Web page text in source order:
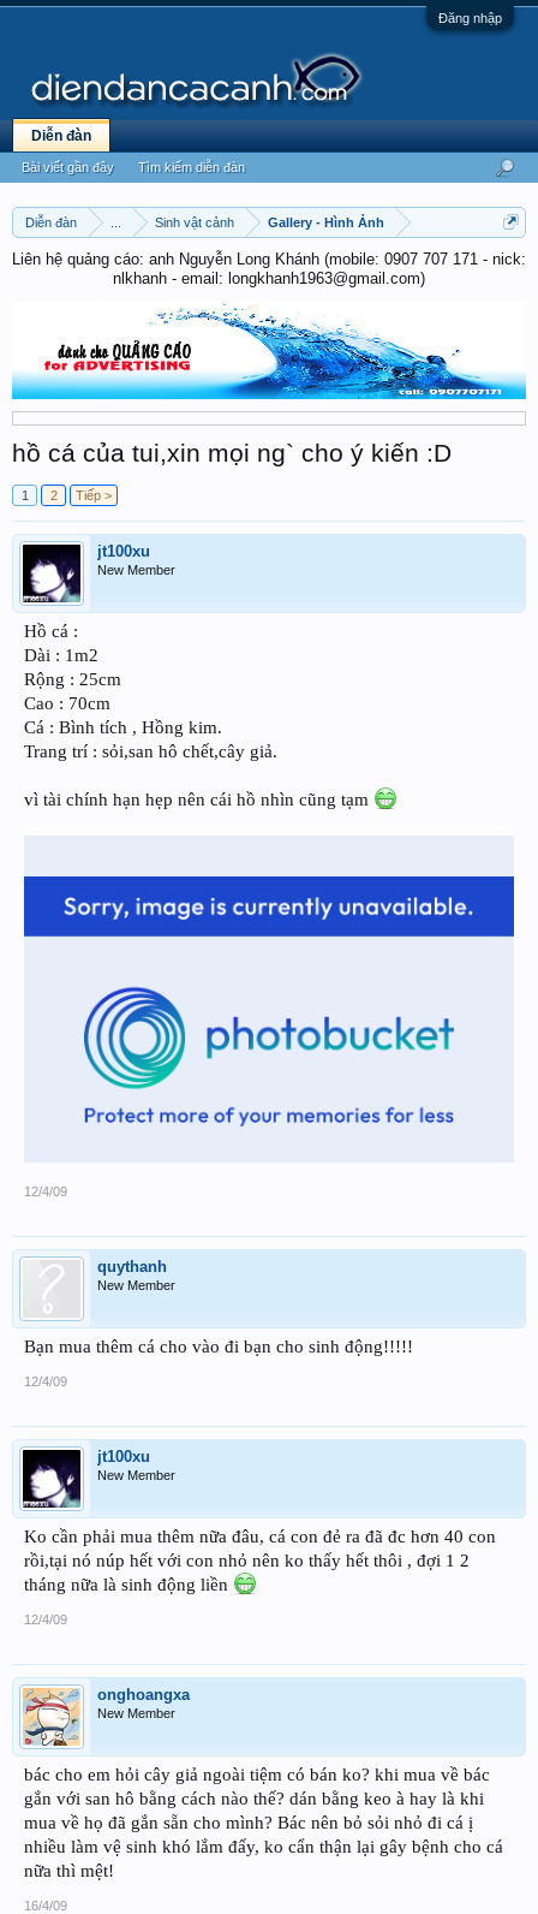
Đăng nhập
Diễn đàn Sinh vật cảnh Gallery - Hình Ảnh
Liên hệ quảng cáo: anh Nguyễn Long Khánh (mobile: 0907 707 171 - nick:
nlkhanh - email: longkhanh1963@gmail.com)
hồ cá của tui,xin mọi ng` cho ý kiến :D
1 2 Tiếp >
jt100xu
New Member
Hồ cá :
Dài : 1m2
Rộng : 25cm
Cao : 70cm
Cá : Bình tích , Hồng kim.
Trang trí : sỏi,san hô chết,cây giả.
vì tài chính hạn hẹp nên cái hồ nhìn cũng tạm
12/4/09
quythanh
New Member
Bạn mua thêm cá cho vào đi bạn cho sinh động!!!!!
12/4/09
jt100xu
New Member
Ko cần phải mua thêm nữa đâu, cá con đẻ ra đã đc hơn 40 con
rồi,tại nó núp hết với con nhỏ nên ko thấy hết thôi , đợi 1 2
tháng nữa là sinh động liền
12/4/09
onghoangxa
New Member
bác cho em hỏi cây giả ngoài tiệm có bán ko? khi mua về bác
gắn với san hô bằng cách nào thế? dán bằng keo à hay là khi
mua về họ đã gắn sẵn cho mình? Bác nên bỏ sỏi nhỏ đi cá ị
nhiều làm vệ sinh khó lắm đấy, ko cẩn thận lại gây bệnh cho cá
nữa thì mệt!
16/4/09
Diễn đàn
Bài viết gần đây Tìm kiếm diễn đàn